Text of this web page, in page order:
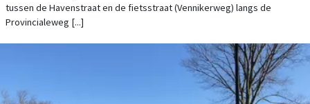
tussen de Havenstraat en de fietsstraat (Vennikerweg) langs de
Provincialeweg [...]